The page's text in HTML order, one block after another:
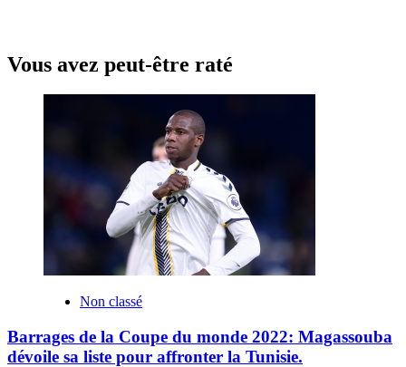
Vous avez peut-être raté
Non classé
Barrages de la Coupe du monde 2022: Magassouba
dévoile sa liste pour affronter la Tunisie.